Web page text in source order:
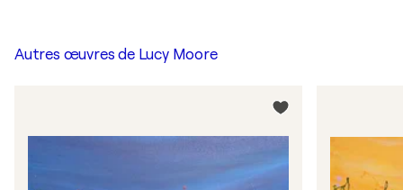
Autres œuvres de Lucy Moore